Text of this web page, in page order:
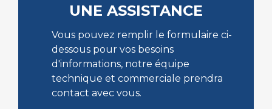
UNE ASSISTANCE
Vous pouvez remplir le formulaire ci-
dessous pour vos besoins
d'informations, notre équipe
technique et commerciale prendra
contact avec vous.